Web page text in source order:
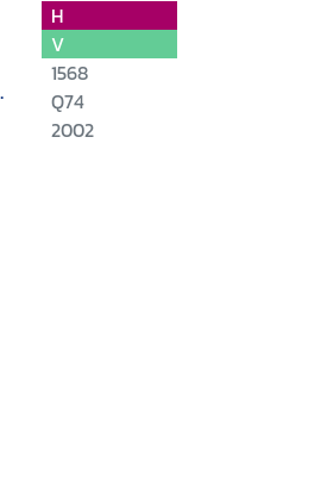
H
V
1568
Q74
2002